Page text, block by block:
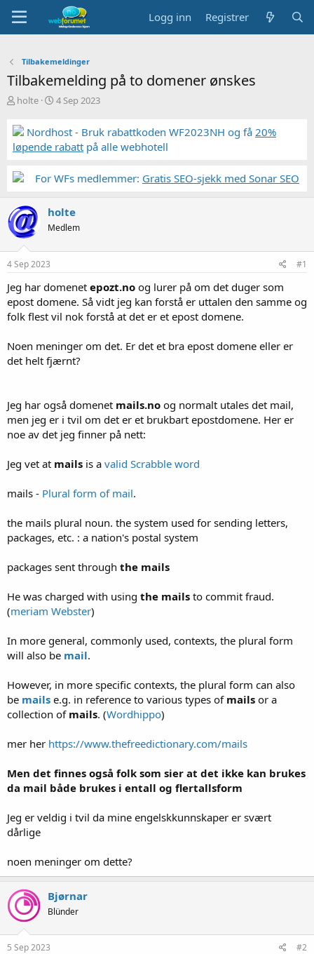
Logg inn Registrer
Tilbakemeldinger
Tilbakemelding på to domener ønskes
T
å
d
s
a
e
r
holte
S
r
t
a
4 Sep 2023
Nordhost - Bruk rabattkoden WF2023NH og få 20%
løpende rabatt på alle webhotell
For WFs medlemmer: Gratis SEO-sjekk med Sonar SEO
holte
Medlem
4 Sep 2023 #1
Jeg har domenet epozt.no og lurer på om det duger som
epost domene. Så vidt jeg kan forstå er uttalen den samme og
folk flest vil nok forstå at det er et epost domene.
Noen meninger om det. Er det et bra epost domene eller er
det helt fjærnt?
Jeg har også domenet mails.no og normalt utales det mail,
men jeg er i tvil om det er et brukbart epostdomene. Her er
noe av det jeg finner på nett:
Jeg vet at mails is a valid Scrabble word
mails - Plural form of mail.
the mails plural noun. the system used for sending letters,
packages, etc. : a nation's postal system
packages sent through the mails
He was charged with using the mails to commit fraud.
(meriam Webster)
In more general, commonly used, contexts, the plural form
will also be mail.
However, in more specific contexts, the plural form can also
be mails e.g. in reference to various types of mails or a
collection of mails. (Wordhippo)
mer her https://www.thefreedictionary.com/mails
Men det finnes også folk som sier at det ikke kan brukes
da mail både brukes i entall og flertallsform
Jeg er veldig i tvil da mine engelskkunnskaper er svært
dårlige
noen meninger om dette?
Bjørnar
Blünder
5 Sep 2023 #2